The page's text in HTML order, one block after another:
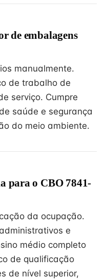
de embalagens
manualmente.
de trabalho de
serviço. Cumpre
saúde e segurança
do meio ambiente.
para o CBO 7841-
da ocupação.
e
médio completo
de qualificação
de nível superior,